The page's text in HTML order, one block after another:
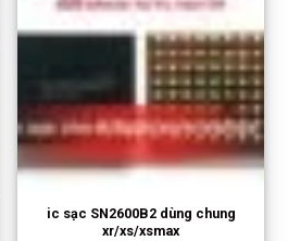
thể.
Các
tùy
chọn
có
thể
được
chọn
trang
sản
ic sạc SN2600B2 dùng chung
xr/xs/xsmax